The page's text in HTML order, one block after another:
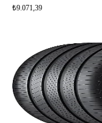
₺9.071,39